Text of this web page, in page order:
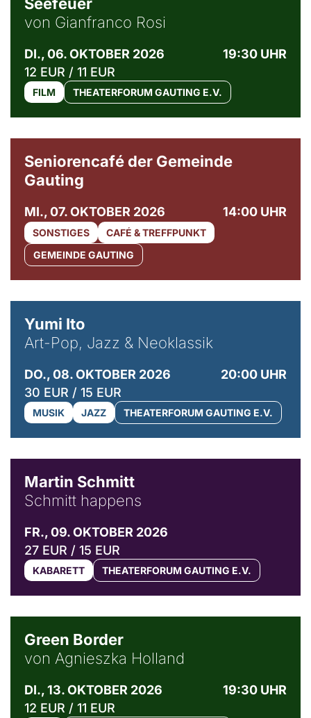
von Gianfranco Rosi
DI., 06. OKTOBER 2026
19:30 UHR
12 EUR / 11 EUR
FILM THEATERFORUM GAUTING E.V.
Seniorencafé der Gemeinde
Gauting
MI., 07. OKTOBER 2026 14:00 UHR
SONSTIGES
CAFÉ & TREFFPUNKT
GEMEINDE GAUTING
Yumi Ito
Art-Pop, Jazz & Neoklassik
DO., 08. OKTOBER 2026
20:00 UHR
30 EUR / 15 EUR
MUSIK JAZZ THEATERFORUM GAUTING E.V.
Martin Schmitt
Schmitt happens
FR., 09. OKTOBER 2026
27 EUR / 15 EUR
KABARETT THEATERFORUM GAUTING E.V.
Green Border
von Agnieszka Holland
DI., 13. OKTOBER 2026
19:30 UHR
12 EUR / 11 EUR